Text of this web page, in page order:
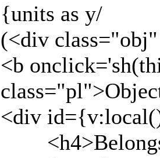
{units as y/
(<div
<b
<div